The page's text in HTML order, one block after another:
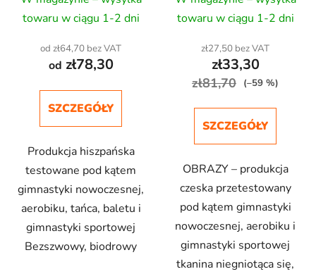
towaru w ciągu 1-2 dni
od zł64,70 bez VAT
od zł78,30
SZCZEGÓŁY
Produkcja hiszpańska
testowane pod kątem
gimnastyki nowoczesnej,
aerobiku, tańca, baletu i
gimnastyki sportowej
Bezszwowy, biodrowy
towaru w ciągu 1-2 dni
zł27,50 bez VAT
zł33,30
zł81,70 (–59 %)
SZCZEGÓŁY
OBRAZY – produkcja
czeska przetestowany
pod kątem gimnastyki
nowoczesnej, aerobiku i
gimnastyki sportowej
tkanina niegniotąca się,